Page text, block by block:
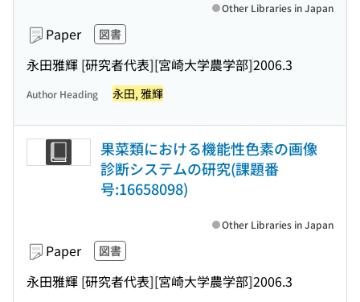
Paper 図書
永田雅輝 [研究者代表][宮崎大学農学部]2006.3
Other Libraries in Japan
Author Heading 永田, 雅輝
果菜類における機能性色素の画像
診断システムの研究(課題番
号:16658098)
Paper 図書
永田雅輝 [研究者代表][宮崎大学農学部]2006.3
Other Libraries in Japan